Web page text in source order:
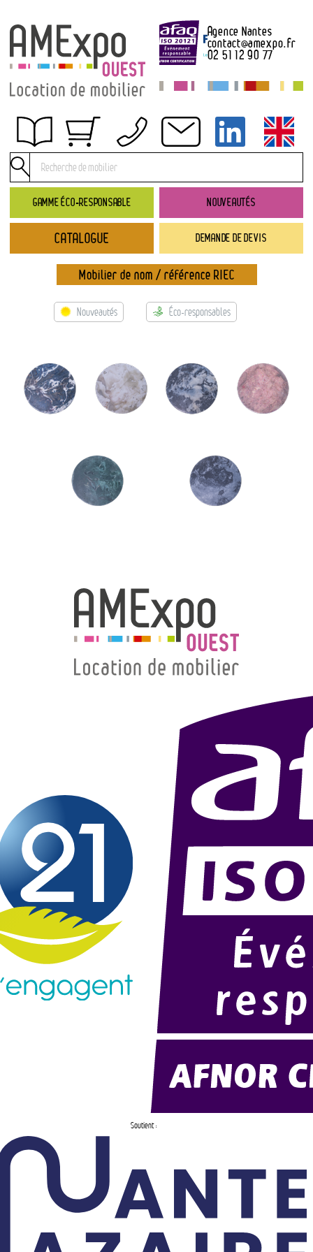
GAMME ÉCO-RESPONSABLE NOUVEAUTÉS
DEMANDE DE DEVIS
Agence Nantes
contact@amexpo.fr
02 51 12 90 77
Obtenir un devis
Conditions générales de location
Conditions de règlement
Contact
Catalogue
→ Nouveautés
→ Gamme éco-responsable
→ Rubriques
→ Types de mobilier
→ Couleurs
→ Ensembles
Modélisation 2D/3D
CATALOGUE
Mobilier de nom / référence RIEC
Nouveautés Éco-responsables
Soutient :